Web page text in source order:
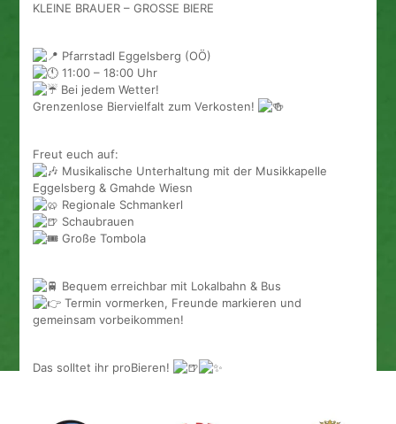
KLEINE BRAUER – GROSSE BIERE
Pfarrstadl Eggelsberg (OÖ)
11:00 – 18:00 Uhr
Bei jedem Wetter!
Grenzenlose Biervielfalt zum Verkosten!
Freut euch auf:
Musikalische Unterhaltung mit der Musikkapelle
Eggelsberg & Gmahde Wiesn
Regionale Schmankerl
Schaubrauen
Große Tombola
Bequem erreichbar mit Lokalbahn & Bus
Termin vormerken, Freunde markieren und
gemeinsam vorbeikommen!
Das solltet ihr proBieren!